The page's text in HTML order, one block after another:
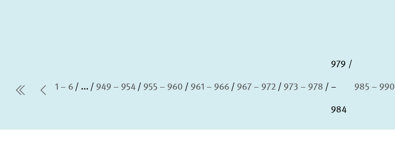
erste Seite
Vorherige Seite
1 – 6 ... 949 – 954 955 – 960 961 – 966 967 – 972 973 – 978
979
–
984
985 – 990